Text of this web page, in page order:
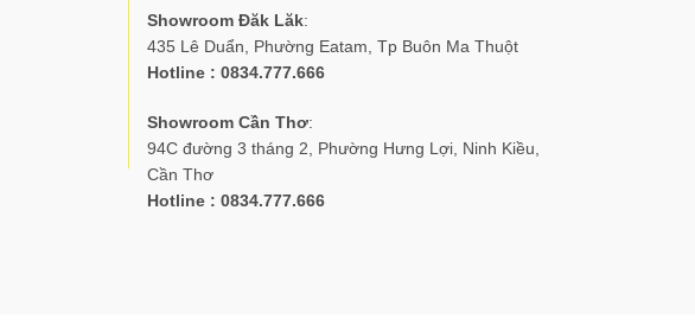
Showroom Đăk Lăk:
435 Lê Duẩn, Phường Eatam, Tp Buôn Ma Thuột
Hotline : 0834.777.666
Showroom Cần Thơ:
94C đường 3 tháng 2, Phường Hưng Lợi, Ninh Kiều,
Cần Thơ
Hotline : 0834.777.666